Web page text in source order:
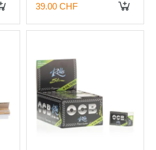
39.00 CHF